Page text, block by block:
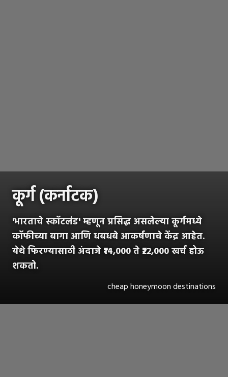
कूर्ग (कर्नाटक)
'भारताचे स्कॉटलंड' म्हणून प्रसिद्ध असलेल्या कूर्गमध्ये
कॉफीच्या बागा आणि धबधबे आकर्षणाचे केंद्र आहेत.
येथे फिरण्यासाठी अंदाजे ₹14,000 ते ₹22,000 खर्च होऊ
शकतो.
cheap honeymoon destinations